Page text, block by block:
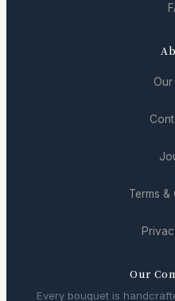
Terms &
Our
Every bouquet is